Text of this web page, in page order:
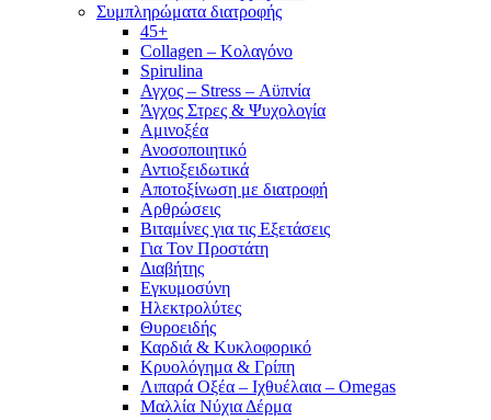
Συμπληρώματα διατροφής
45+
Collagen – Κολαγόνο
Spirulina
Αγχος – Stress – Αϋπνία
Άγχος Στρες & Ψυχολογία
Αμινοξέα
Ανοσοποιητικό
Αντιοξειδωτικά
Αποτοξίνωση με διατροφή
Αρθρώσεις
Βιταμίνες για τις Εξετάσεις
Για Τον Προστάτη
Διαβήτης
Εγκυμοσύνη
Ηλεκτρολύτες
Θυροειδής
Καρδιά & Κυκλοφορικό
Κρυολόγημα & Γρίπη
Λιπαρά Οξέα – Ιχθυέλαια – Omegas
Μαλλία Νύχια Δέρμα